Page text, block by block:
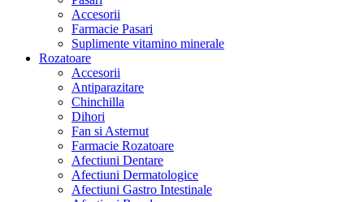
Accesorii
Farmacie Pasari
Suplimente vitamino minerale
Rozatoare
Accesorii
Antiparazitare
Chinchilla
Dihori
Fan si Asternut
Farmacie Rozatoare
Afectiuni Dentare
Afectiuni Dermatologice
Afectiuni Gastro Intestinale